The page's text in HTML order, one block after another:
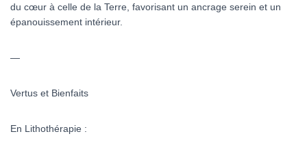
du cœur à celle de la Terre, favorisant un ancrage serein et un
épanouissement intérieur.
—
Vertus et Bienfaits
En Lithothérapie :